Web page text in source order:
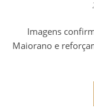
Imagens confirmam acusação do motorista Edilsom
Maiorano e